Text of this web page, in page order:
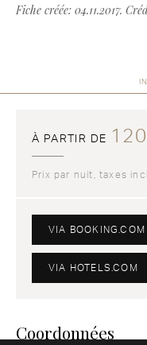
Fiche créée: 04.11.2017.
À PARTIR DE 120
Prix par nuit, taxes
VIA BOOKING.COM
VIA HOTELS.COM
Coordonnées